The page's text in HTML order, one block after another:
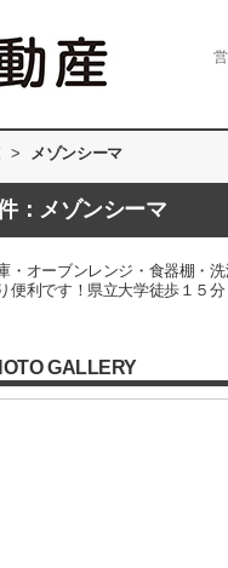
> メゾンシーマ
：メゾンシーマ
・オーブンレンジ・食器棚・
便利です！県立大学徒歩１５
GALLERY